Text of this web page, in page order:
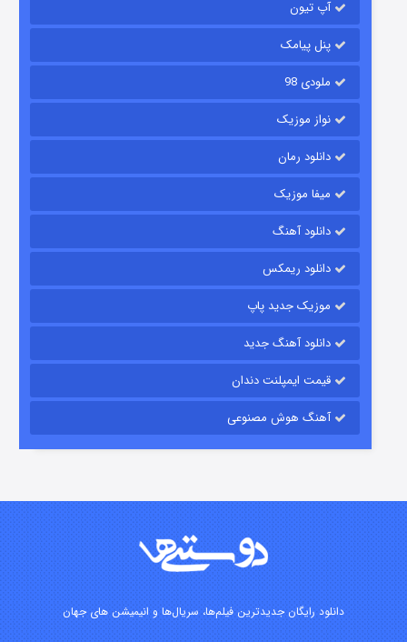
قسمت
قسمت۲ (دوبله) منتشر شد
آپ تیون
پنل پیامک
ملودی 98
نواز موزیک
دانلود رمان
میفا موزیک
دانلود آهنگ
دانلود ریمکس
موزیک جدید پاپ
دانلود آهنگ جدید
قیمت ایمپلنت دندان
آهنگ هوش مصنوعی
دانلود رایگان جدیدترین فیلم‌ها، سریال‌ها و انیمیشن های جهان